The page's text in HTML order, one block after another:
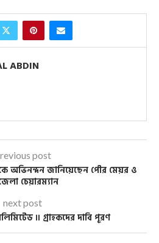
ABDIN
post
অভিনন্দন জানিয়েছেন পৌর মেয়র ও
চেয়ারম্যান
next post
॥ গ্রাহকদের দাবি পূরণ